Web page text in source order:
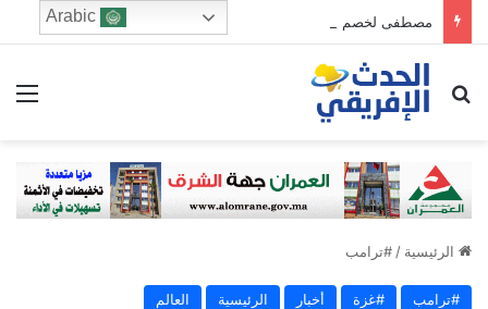
مصطفى لخصم يتجه للترشح في دائرة فاس الجنوبي
ابحث عن
الرئيسية /#ترامب
#ترامب #غزة أخبار الرئيسية العالم
Arabic